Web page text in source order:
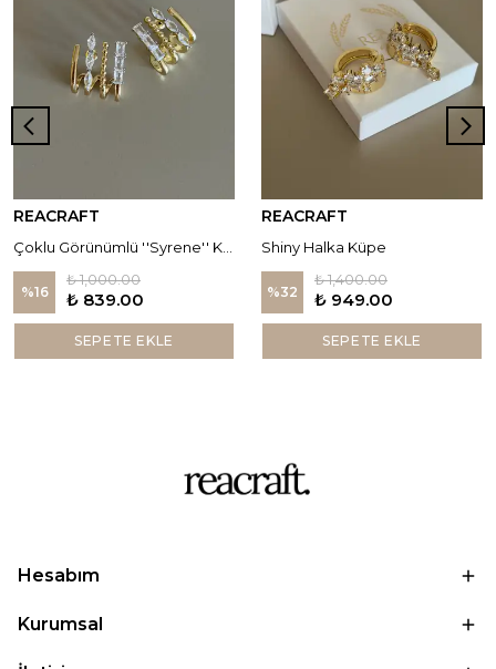
REACRAFT
%16
₺ 1,000.00
₺ 839.00
SEPETE EKLE
REACRAFT
Shiny Halka Küpe
%32
₺ 1,400.00
₺ 949.00
SEPETE EKLE
Hesabım
Kurumsal